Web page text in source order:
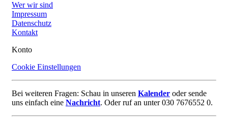
Wer wir sind
Impressum
Datenschutz
Kontakt
Konto
Cookie Einstellungen
Bei weiteren Fragen: Schau in unseren Kalender oder sende
uns einfach eine Nachricht. Oder ruf an unter 030 7676552 0.